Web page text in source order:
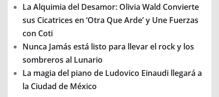
La Alquimia del Desamor: Olivia Wald Convierte
sus Cicatrices en ‘Otra Que Arde’ y Une Fuerzas
con Coti
Nunca Jamás está listo para llevar el rock y los
sombreros al Lunario
La magia del piano de Ludovico Einaudi llegará a
la Ciudad de México